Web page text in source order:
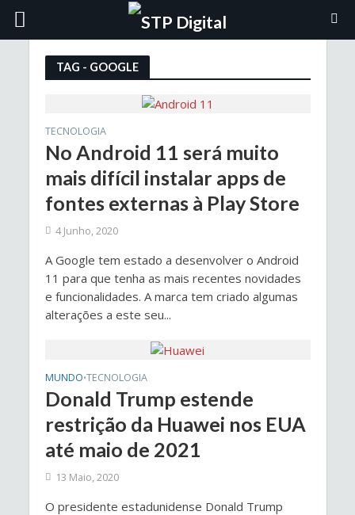
TAG - GOOGLE
TECNOLOGIA
No Android 11 será muito
mais difícil instalar apps de
fontes externas à Play Store
4 Junho, 2020
A Google tem estado a desenvolver o Android
11 para que tenha as mais recentes novidades
e funcionalidades. A marca tem criado algumas
alterações a este seu...
MUNDO•TECNOLOGIA
Donald Trump estende
restrição da Huawei nos EUA
até maio de 2021
13 Maio, 2020
O presidente estadunidense Donald Trump